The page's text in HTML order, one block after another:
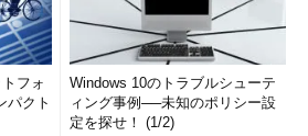
フォ
パクト
Windows 10のトラブルシューテ
ィング事例──未知のポリシー設
定を探せ！ (1/2)